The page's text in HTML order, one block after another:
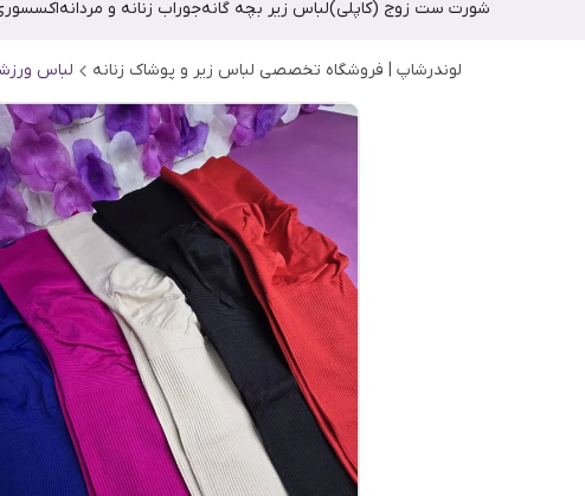
شورت ست زوج (کاپلی)لباس زیر بچه گانهجوراب زنانه و مردانه
لوندرشاپ | فروشگاه تخصصی لباس زیر و پوشاک زنانه لباس